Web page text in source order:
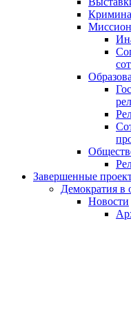
Завершенные
Демократия в
Новости